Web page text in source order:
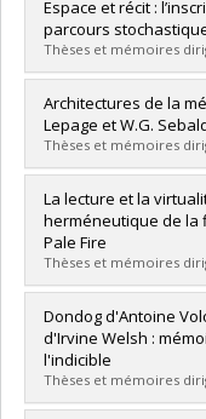
Diplômé(e) :
Cycle :Maîtrise
Diplôme obtenu :
Lien vers le
Espace et récit :
parcours
Thèses et mémoires
Diplômé(e) :
Cycle :Maîtrise
Diplôme obtenu :
Lien vers le
Architectures de la
Lepage et W.G.
Thèses et mémoires
Diplômé(e) :
Cycle :Maîtrise
Diplôme obtenu :
Lien vers le
La lecture et la
herméneutique de
Pale Fire
Thèses et mémoires
Diplômé(e) :
Cycle :Maîtrise
Diplôme obtenu :
Lien vers le
Dondog d'Antoine
d'Irvine Welsh :
l'indicible
Thèses et mémoires